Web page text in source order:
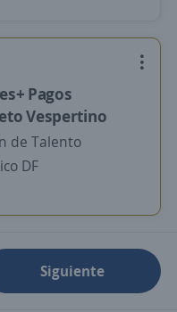
Pagos
Vespertino
de Talento
DF
Siguiente